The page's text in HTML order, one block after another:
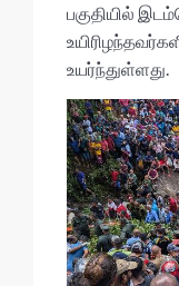
பகுதியில்
உயர்ந்துள்ளது.